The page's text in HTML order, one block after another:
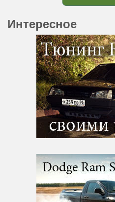
Интересное